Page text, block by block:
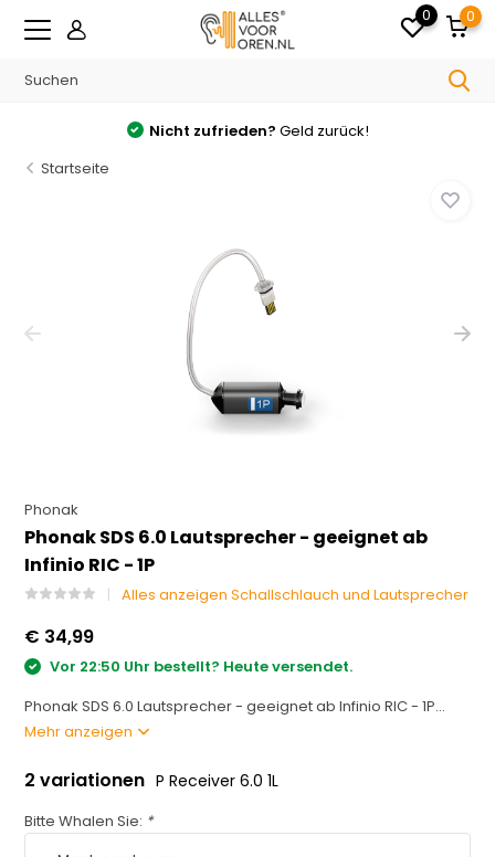
0 0
Nicht zufrieden? Geld zurück!
Startseite
Phonak
Phonak SDS 6.0 Lautsprecher - geeignet ab
Infinio RIC - 1P
Alles anzeigen Schallschlauch und Lautsprecher
€ 34,99
Vor 22:50 Uhr bestellt? Heute versendet.
Phonak SDS 6.0 Lautsprecher - geeignet ab Infinio RIC - 1P...
Mehr anzeigen
2 variationen P Receiver 6.0 1L
Bitte Whalen Sie: *